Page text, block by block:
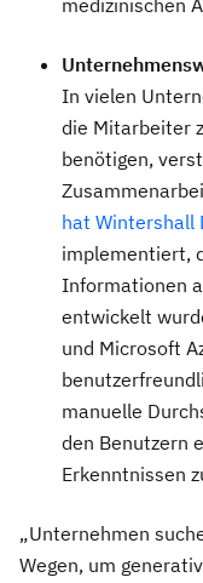
medizinischen
In vielen
die Mitarbeiter
benötigen,
hat Wintershall
implementiert,
Informationen
entwickelt
und Microsoft
manuelle
den Benutzern
Erkenntnissen
„Unternehmen
Wegen, um